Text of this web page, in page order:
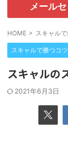
メール
HOME > スキャル
スキャルで勝つコツ
スキャルの
2021年6月3日